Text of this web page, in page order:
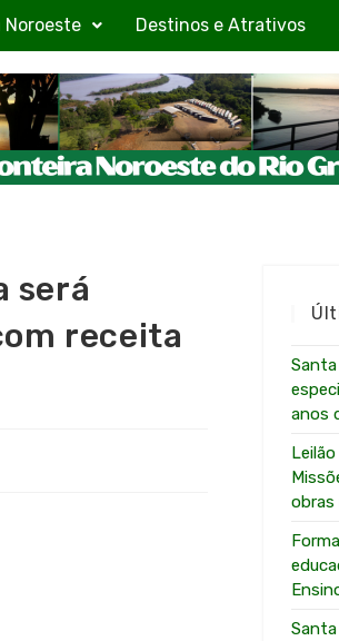
Noroeste Destinos e Atrativos
será
receita
anos
obras
Santa